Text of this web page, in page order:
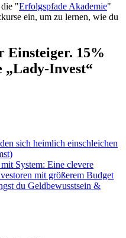
"Erfolgspfade Akademie"
ein, um zu lernen, wie du
Einsteiger. 15%
„Lady-Invest“
sich heimlich einschleichen
System: Eine clevere
mit größerem Budget
du Geldbewusstsein &